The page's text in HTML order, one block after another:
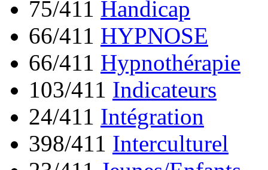
75/411 Handicap
66/411 HYPNOSE
66/411 Hypnothérapie
103/411 Indicateurs
24/411 Intégration
398/411 Interculturel